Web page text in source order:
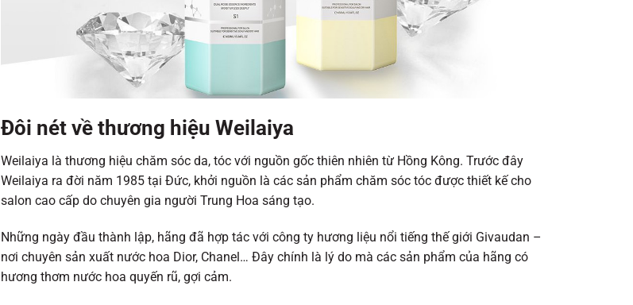
Đôi nét về thương hiệu Weilaiya
Weilaiya là thương hiệu chăm sóc da, tóc với nguồn gốc thiên nhiên từ Hồng Kông. Trước đây
Weilaiya ra đời năm 1985 tại Đức, khởi nguồn là các sản phẩm chăm sóc tóc được thiết kế cho
salon cao cấp do chuyên gia người Trung Hoa sáng tạo.
Những ngày đầu thành lập, hãng đã hợp tác với công ty hương liệu nổi tiếng thế giới Givaudan –
nơi chuyên sản xuất nước hoa Dior, Chanel… Đây chính là lý do mà các sản phẩm của hãng có
hương thơm nước hoa quyến rũ, gợi cảm.